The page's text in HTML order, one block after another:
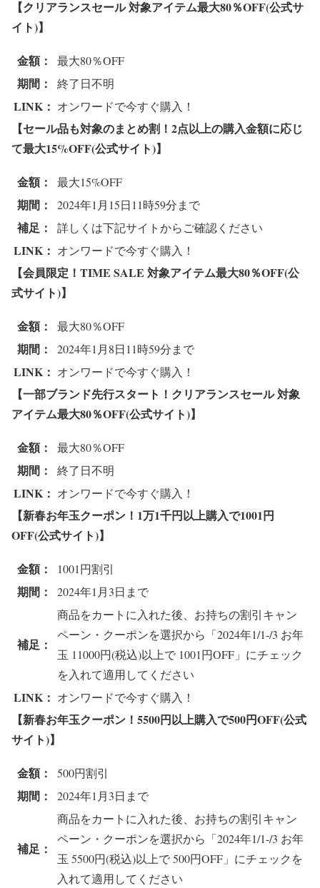
【クリアランスセール 対象アイテム最大80％OFF(公式サ
イト)】
金額： 最大80％OFF
期間： 終了日不明
LINK： オンワードで今すぐ購入！
【セール品も対象のまとめ割！2点以上の購入金額に応じ
て最大15%OFF(公式サイト)】
金額： 最大15%OFF
期間： 2024年1月15日11時59分まで
補足： 詳しくは下記サイトからご確認ください
LINK： オンワードで今すぐ購入！
【会員限定！TIME SALE 対象アイテム最大80％OFF(公
式サイト)】
金額： 最大80％OFF
期間： 2024年1月8日11時59分まで
LINK： オンワードで今すぐ購入！
【一部ブランド先行スタート！クリアランスセール 対象
アイテム最大80％OFF(公式サイト)】
金額： 最大80％OFF
期間： 終了日不明
LINK： オンワードで今すぐ購入！
【新春お年玉クーポン！1万1千円以上購入で1001円
OFF(公式サイト)】
金額： 1001円割引
期間： 2024年1月3日まで
補足：
商品をカートに入れた後、お持ちの割引キャン
ペーン・クーポンを選択から「2024年1/1-/3 お年
玉 11000円(税込)以上で 1001円OFF」にチェック
を入れて適用してください
LINK： オンワードで今すぐ購入！
【新春お年玉クーポン！5500円以上購入で500円OFF(公式
サイト)】
金額： 500円割引
期間： 2024年1月3日まで
補足：
商品をカートに入れた後、お持ちの割引キャン
ペーン・クーポンを選択から「2024年1/1-/3 お年
玉 5500円(税込)以上で 500円OFF」にチェックを
入れて適用してください